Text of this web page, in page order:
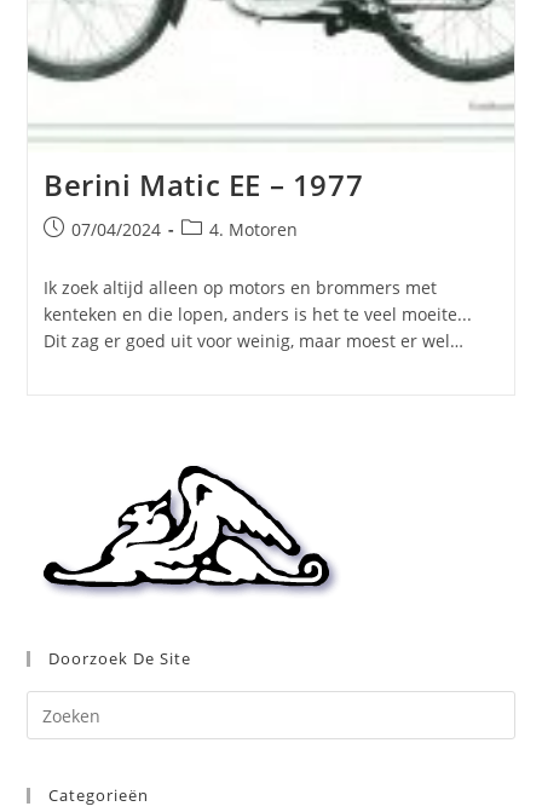
Berini Matic EE – 1977
Bericht
op:
07/04/2024 Berichtcategorie:
4. Motoren
Ik zoek altijd alleen op motors en brommers met
kenteken en die lopen, anders is het te veel moeite...
Dit zag er goed uit voor weinig, maar moest er wel…
Doorzoek De Site
op
Categorieën